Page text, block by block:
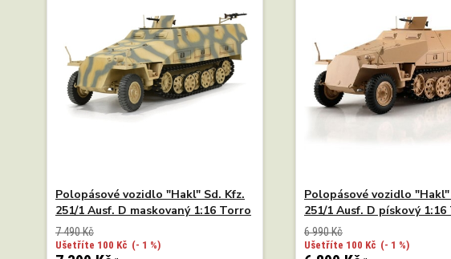
Polopásové vozidlo "Hakl" Sd. Kfz.
251/1 Ausf. D maskovaný 1:16 Torro
7 490 Kč
Ušetříte 100 Kč (- 1 %)
Polopásové vozidlo "Hakl"
251/1 Ausf. D pískový
6 990 Kč
Ušetříte 100 Kč (- 1 %)